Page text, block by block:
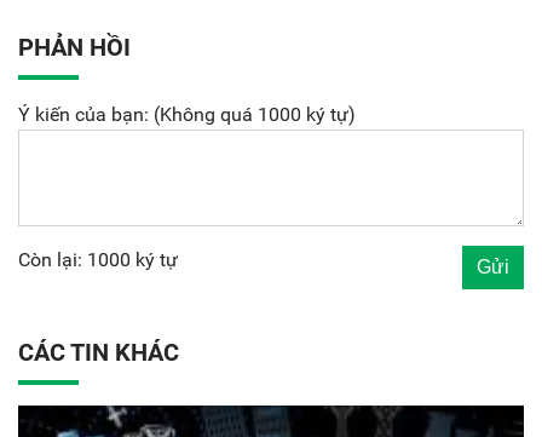
PHẢN HỒI
Ý kiến của bạn: (Không quá 1000 ký tự)
Còn lại: 1000 ký tự
CÁC TIN KHÁC